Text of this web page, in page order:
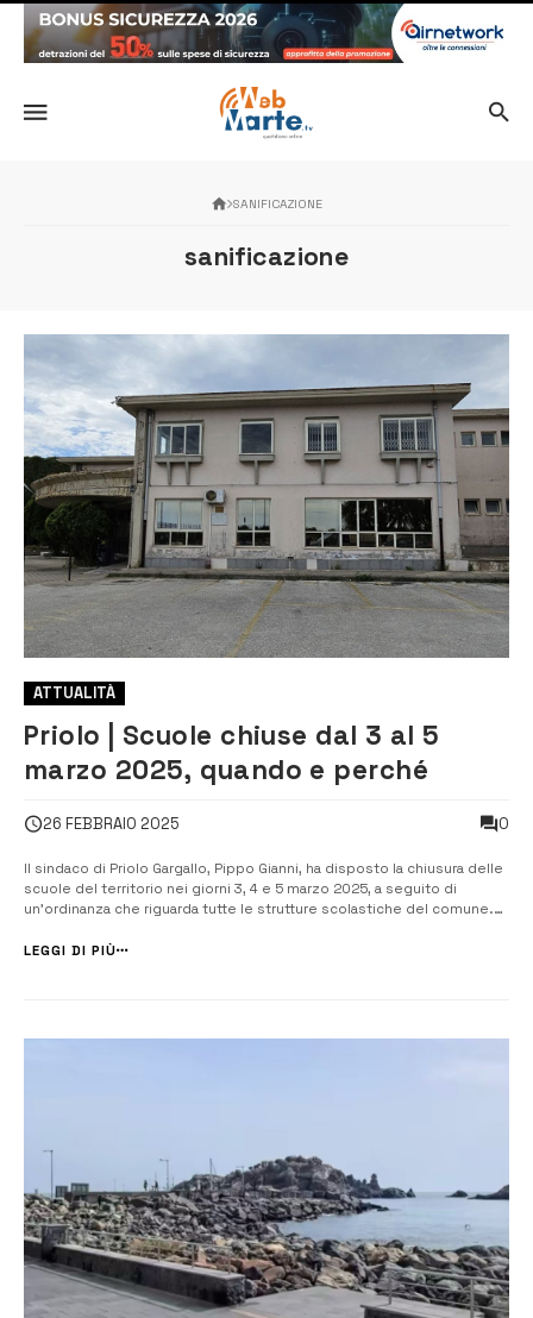
SANIFICAZIONE
sanificazione
ATTUALITÀ
Priolo | Scuole chiuse dal 3 al 5
marzo 2025, quando e perché
26 FEBBRAIO 2025 0
Il sindaco di Priolo Gargallo, Pippo Gianni, ha disposto la chiusura delle
scuole del territorio nei giorni 3, 4 e 5 marzo 2025, a seguito di
un’ordinanza che riguarda tutte le strutture scolastiche del comune.
dirigente scolastico dell’Istituto Comprensivo Manzoni &#821...
LEGGI DI PIÙ